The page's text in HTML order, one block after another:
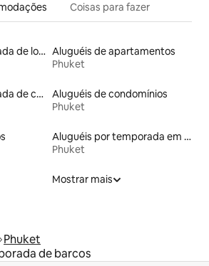
Coisas para fazer
Aluguel por temporada de lofts Aluguéis de apartamentos
Phuket
Aluguel por temporada de casas de hóspedes
Aluguéis de condomínios
Phuket
Aluguéis por temporada em resorts
Phuket
Mostrar mais
Phuket
de barcos